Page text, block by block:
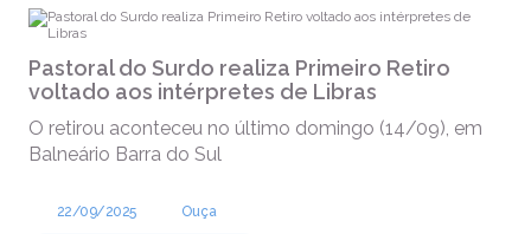
Pastoral do Surdo realiza Primeiro Retiro
voltado aos intérpretes de Libras
O retirou aconteceu no último domingo (14/09), em
Balneário Barra do Sul
22/09/2025 Ouça